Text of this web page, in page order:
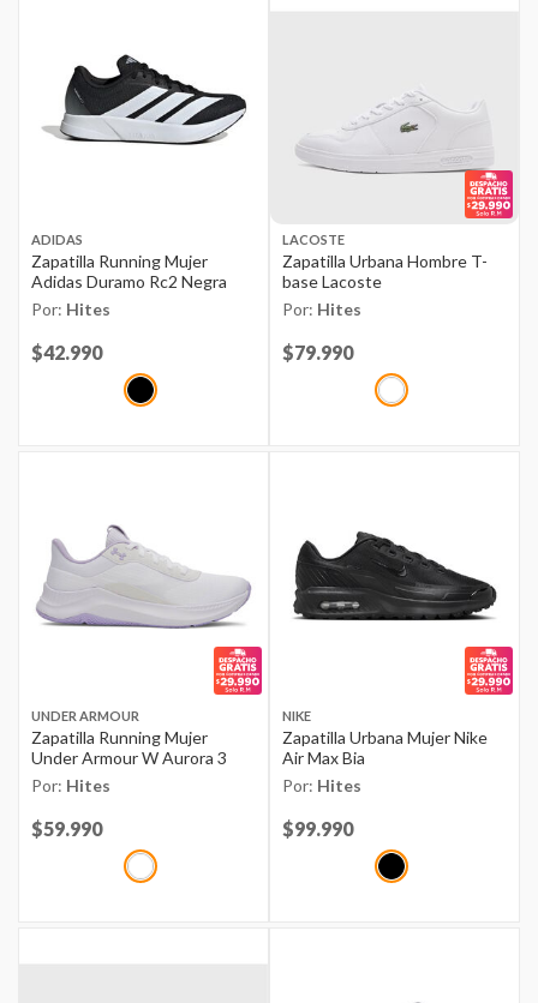
ADIDAS
Zapatilla Running Mujer
Adidas Duramo Rc2 Negra
Por: Hites
Price reduced from
$42.990to
LACOSTE
Zapatilla Urbana Hombre T-
base Lacoste
Por: Hites
Price reduced from
$79.990to
UNDER ARMOUR
Zapatilla Running Mujer
Under Armour W Aurora 3
Por: Hites
Price reduced from
$59.990to
NIKE
Zapatilla Urbana Mujer Nike
Air Max Bia
Por: Hites
Price reduced from
$99.990to